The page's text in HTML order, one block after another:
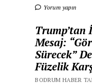
Yorum yapın
Trump’tan
Mesaj:
Sürecek”
Füzelik
BODRUM HABER